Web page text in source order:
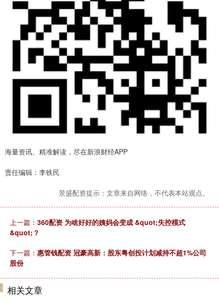
海量资讯、精准解读，尽在新浪财经APP
责任编辑：李铁民
景盛配资提示：文章来自网络，不代表本站观点。
上一篇： 360配资 为啥好好的姨妈会变成 &quot;失控模式
&quot;？
下一篇： 惠管钱配资 冠豪高新：股东粤创投计划减持不超1%公司
股份
相关文章